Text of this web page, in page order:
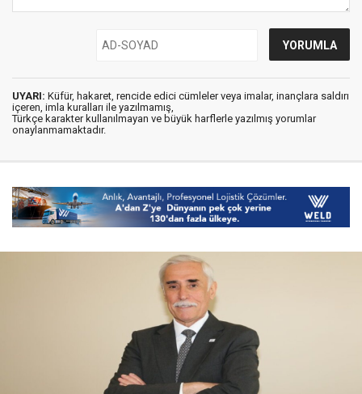
UYARI: Küfür, hakaret, rencide edici cümleler veya imalar, inançlara saldırı
içeren, imla kuralları ile yazılmamış,
Türkçe karakter kullanılmayan ve büyük harflerle yazılmış yorumlar
onaylanmamaktadır.